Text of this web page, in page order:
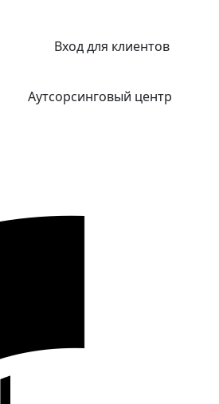
Вход для клиентов
Аутсорсинговый центр